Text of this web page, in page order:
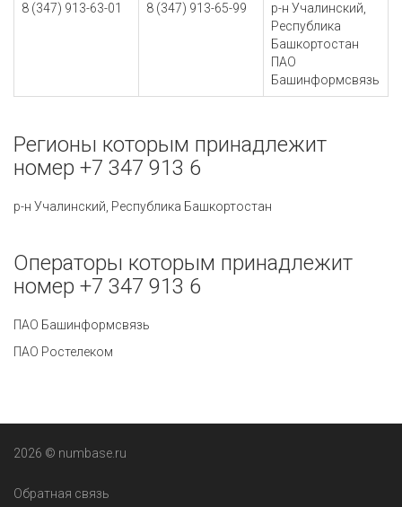
8 (347) 913-63-01 8 (347) 913-65-99
р-н Учалинский,
Республика
Башкортостан
ПАО
Башинформсвязь
Регионы которым принадлежит
номер +7 347 913 6
р-н Учалинский, Республика Башкортостан
Операторы которым принадлежит
номер +7 347 913 6
ПАО Башинформсвязь
ПАО Ростелеком
2026 © numbase.ru
Обратная связь